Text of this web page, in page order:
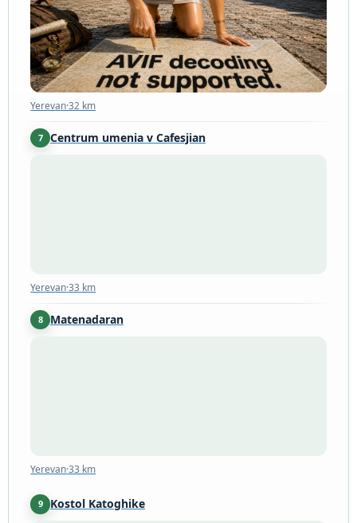
Yerevan·32 km
7 Centrum umenia v Cafesjian
Yerevan·33 km
8 Matenadaran
Yerevan·33 km
9 Kostol Katoghike